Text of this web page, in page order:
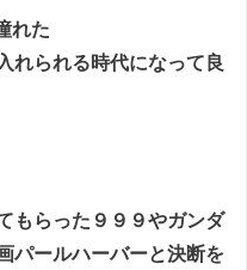
れた
れられる時代になって良
もらった９９９やガンダ
パールハーバーと決断を